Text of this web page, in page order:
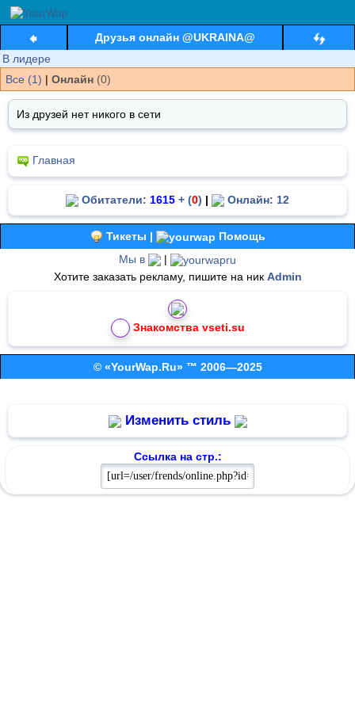
Друзья онлайн @UKRAINA@
В лидере
Все (1) | Онлайн (0)
Из друзей нет никого в сети
Главная
Обитатели: 1615 + (0) | Онлайн: 12
Тикеты |
Помощь
Мы в
|
Хотите заказать рекламу, пишите на ник Admin
Знакомства vseti.su
© «YourWap.Ru» ™ 2006—2025
Изменить стиль
Ссылка на стр.: